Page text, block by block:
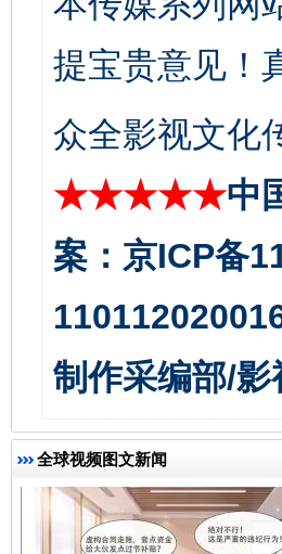
提宝贵意见！
众全影视文化
★★★★★中
案：京ICP备
制作采编部/
全球视频图文新闻
东山县通报“牛蛙产品抗生素超
千年窑火 生生不息